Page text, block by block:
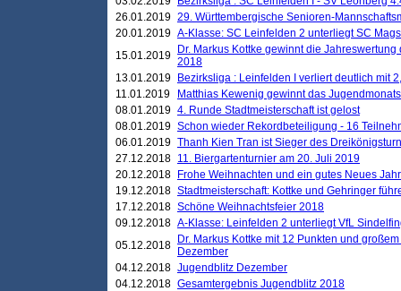
26.01.2019 29. Württembergische Senioren-
20.01.2019 A-Klasse: SC Leinfelden 2 unterliegt SC
15.01.2019
Dr. Markus Kottke gewinnt die
2018
13.01.2019
Bezirksliga : Leinfelden I verliert deutlich mit
11.01.2019
Matthias Kewenig gewinnt das
08.01.2019 4. Runde Stadtmeisterschaft ist gelost
08.01.2019 Schon wieder Rekordbeteiligung - 16
06.01.2019 Thanh Kien Tran ist Sieger des
27.12.2018 11. Biergartenturnier am 20. Juli 2019
20.12.2018
Frohe Weihnachten und ein gutes Neues
19.12.2018 Stadtmeisterschaft: Kottke und Gehringer
17.12.2018 Schöne Weihnachtsfeier 2018
09.12.2018 A-Klasse: Leinfelden 2 unterliegt VfL
05.12.2018
Dr. Markus Kottke mit 12 Punkten und
Dezember
04.12.2018 Jugendblitz Dezember
04.12.2018 Gesamtergebnis Jugendblitz 2018